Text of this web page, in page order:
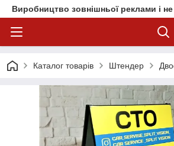
Виробництво зовнішньої реклами і не
Каталог товарів Штендер